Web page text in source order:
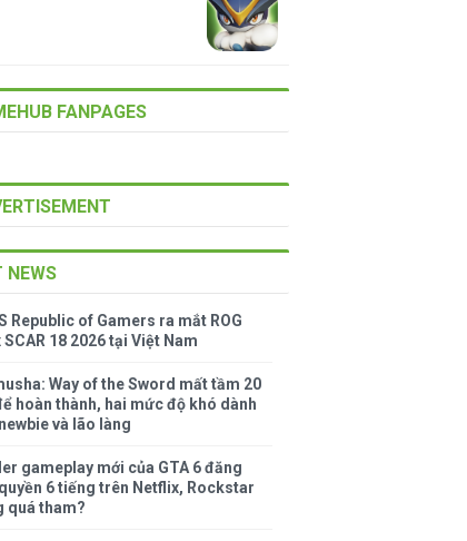
FANPAGES
NEWS
Republic of Gamers ra mắt ROG
18 2026 tại Việt Nam
Way of the Sword mất tầm 20
hoàn thành, hai mức độ khó dành
và lão làng
gameplay mới của GTA 6 đăng
6 tiếng trên Netflix, Rockstar
quá tham?